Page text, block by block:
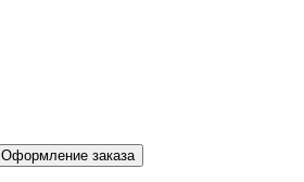
Оформление заказа